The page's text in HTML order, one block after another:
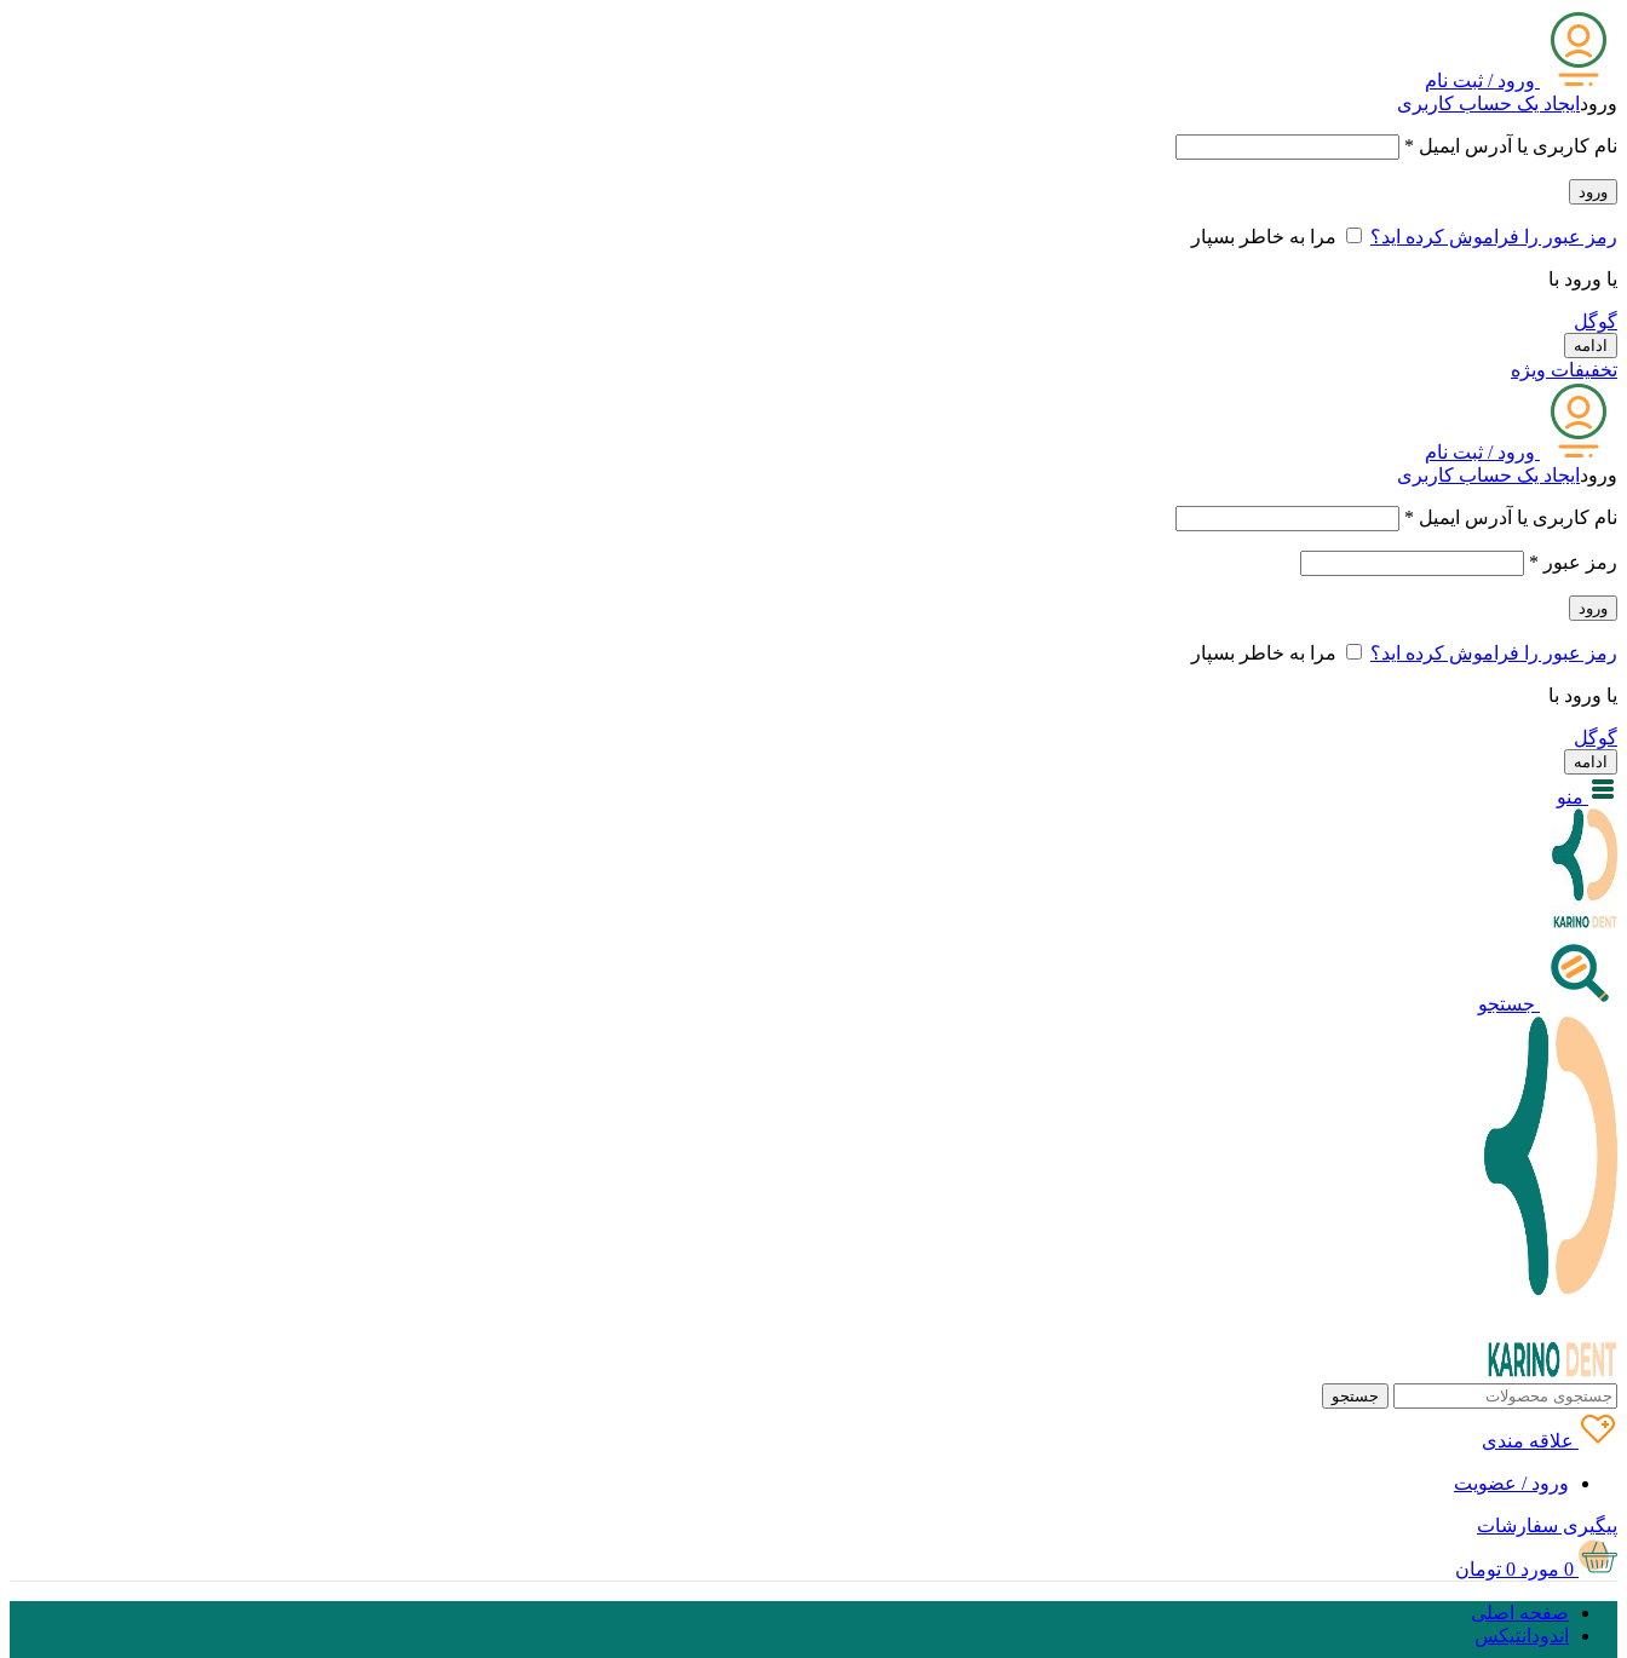
ورود / ثبت نام
ورود ایجاد یک حساب کاربری
نام کاربری یا آدرس ایمیل *
ورود
رمز عبور را فراموش کرده اید؟ مرا به خاطر بسپار
یا ورود با
گوگل
ادامه
تخفیفات ویژه
ورود / ثبت نام
ورود ایجاد یک حساب کاربری
نام کاربری یا آدرس ایمیل *
رمز عبور *
ورود
رمز عبور را فراموش کرده اید؟ مرا به خاطر بسپار
یا ورود با
گوگل
ادامه
منو
جستجو
جستجو
علاقه مندی
ورود / عضویت
پیگیری سفارشات
0 مورد 0 تومان
صفحه اصلی
اندودانتیکس